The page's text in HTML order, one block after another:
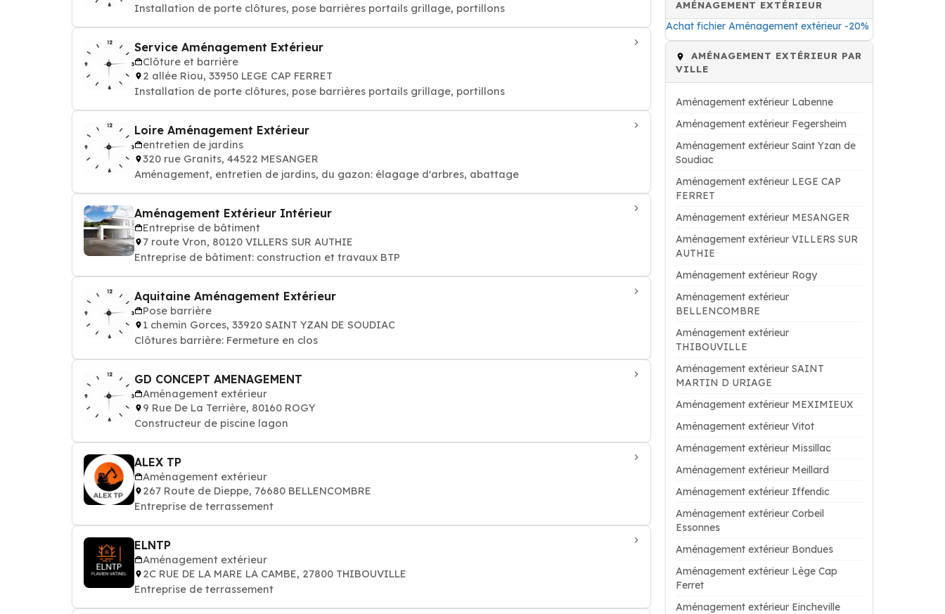
Installation de porte clôtures, pose barrières portails grillage, portillons
Service Aménagement Extérieur
Clôture et barrière
2 allée Riou, 33950 LEGE CAP FERRET
Installation de porte clôtures, pose barrières portails grillage, portillons
Loire Aménagement Extérieur
entretien de jardins
320 rue Granits, 44522 MESANGER
Aménagement, entretien de jardins, du gazon: élagage d'arbres, abattage
Aménagement Extérieur Intérieur
Entreprise de bâtiment
7 route Vron, 80120 VILLERS SUR AUTHIE
Entreprise de bâtiment: construction et travaux BTP
Aquitaine Aménagement Extérieur
Pose barrière
1 chemin Gorces, 33920 SAINT YZAN DE SOUDIAC
Clôtures barrière: Fermeture en clos
GD CONCEPT AMENAGEMENT
Aménagement extérieur
9 Rue De La Terrière, 80160 ROGY
Constructeur de piscine lagon
ALEX TP
Aménagement extérieur
267 Route de Dieppe, 76680 BELLENCOMBRE
Entreprise de terrassement
ELNTP
Aménagement extérieur
2C RUE DE LA MARE LA CAMBE, 27800 THIBOUVILLE
Entreprise de terrassement
AMÉNAGEMENT EXTÉRIEUR
Achat fichier Aménagement extérieur -20%
AMÉNAGEMENT EXTÉRIEUR PAR
VILLE
Aménagement extérieur Labenne
Aménagement extérieur Fegersheim
Aménagement extérieur Saint Yzan de
Soudiac
Aménagement extérieur LEGE CAP
FERRET
Aménagement extérieur MESANGER
Aménagement extérieur VILLERS SUR
AUTHIE
Aménagement extérieur Rogy
Aménagement extérieur
BELLENCOMBRE
Aménagement extérieur
THIBOUVILLE
Aménagement extérieur SAINT
MARTIN D URIAGE
Aménagement extérieur MEXIMIEUX
Aménagement extérieur Vitot
Aménagement extérieur Missillac
Aménagement extérieur Meillard
Aménagement extérieur Iffendic
Aménagement extérieur Corbeil
Essonnes
Aménagement extérieur Bondues
Aménagement extérieur Lège Cap
Ferret
Aménagement extérieur Eincheville